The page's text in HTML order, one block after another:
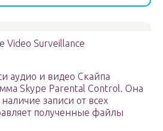
Video Surveillance
аудио и видео Скайпа
Skype Parental Control. Она
записи от всех
полученные файлы